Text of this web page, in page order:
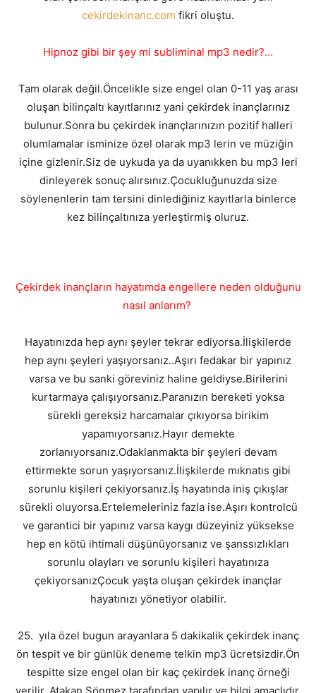
cekirdekinanc.com fikri oluştu.
Hipnoz gibi bir şey mi subliminal mp3 nedir?…
Tam olarak değil.Öncelikle size engel olan 0-11 yaş arası
oluşan bilinçaltı kayıtlarınız yani çekirdek inançlarınız
bulunur.Sonra bu çekirdek inançlarınızın pozitif halleri
olumlamalar isminize özel olarak mp3 lerin ve müziğin
içine gizlenir.Siz de uykuda ya da uyanıkken bu mp3 leri
dinleyerek sonuç alırsınız.Çocukluğunuzda size
söylenenlerin tam tersini dinlediğiniz kayıtlarla binlerce
kez bilinçaltınıza yerleştirmiş oluruz.
Çekirdek inançların hayatımda engellere neden olduğunu
nasıl anlarım?
Hayatınızda hep aynı şeyler tekrar ediyorsa.İlişkilerde
hep aynı şeyleri yaşıyorsanız..Aşırı fedakar bir yapınız
varsa ve bu sanki göreviniz haline geldiyse.Birilerini
kurtarmaya çalışıyorsanız.Paranızın bereketi yoksa
sürekli gereksiz harcamalar çıkıyorsa birikim
yapamıyorsanız.Hayır demekte
zorlanıyorsanız.Odaklanmakta bir şeyleri devam
ettirmekte sorun yaşıyorsanız.İlişkilerde mıknatıs gibi
sorunlu kişileri çekiyorsanız.İş hayatında iniş çıkışlar
sürekli oluyorsa.Ertelemeleriniz fazla ise.Aşırı kontrolcü
ve garantici bir yapınız varsa kaygı düzeyiniz yüksekse
hep en kötü ihtimali düşünüyorsanız ve şanssızlıkları
sorunlu olayları ve sorunlu kişileri hayatınıza
çekiyorsanızÇocuk yaşta oluşan çekirdek inançlar
hayatınızı yönetiyor olabilir.
25. yıla özel bugun arayanlara 5 dakikalik çekirdek inanç
ön tespit ve bir günlük deneme telkin mp3 ücretsizdir.Ön
tespitte size engel olan bir kaç çekirdek inanç örneği